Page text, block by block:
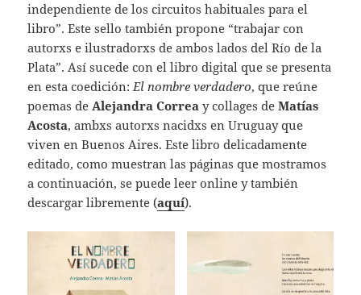
independiente de los circuitos habituales para el
libro”. Este sello también propone “trabajar con
autorxs e ilustradorxs de ambos lados del Río de la
Plata”. Así sucede con el libro digital que se presenta
en esta coedición:El nombre verdadero, que reúne
poemas deAlejandra Correay collages deMatías
Acosta, ambxs autorxs nacidxs en Uruguay que
viven en Buenos Aires. Este libro delicadamente
editado, como muestran las páginas que mostramos
a continuación, se puede leer online y también
descargar libremente (aquí).